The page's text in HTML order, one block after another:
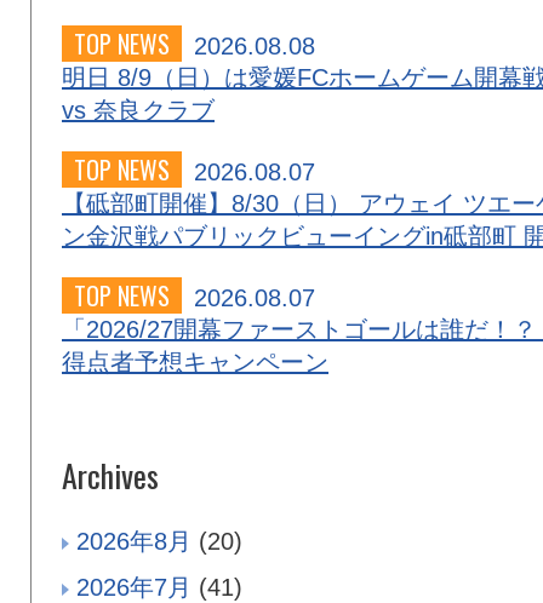
TOP NEWS
2026.08.08
明日 8/9（日）は愛媛FCホームゲーム開幕
vs 奈良クラブ
TOP NEWS
2026.08.07
【砥部町開催】8/30（日） アウェイ ツエー
ン金沢戦パブリックビューイングin砥部町
TOP NEWS
2026.08.07
「2026/27開幕ファーストゴールは誰だ！？
得点者予想キャンペーン
Archives
2026年8月 (20)
2026年7月 (41)